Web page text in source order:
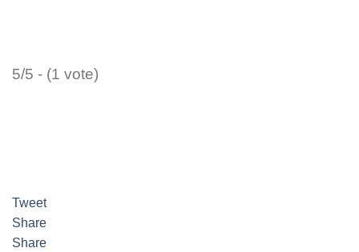
5/5 - (1 vote)
Tweet
Share
Share